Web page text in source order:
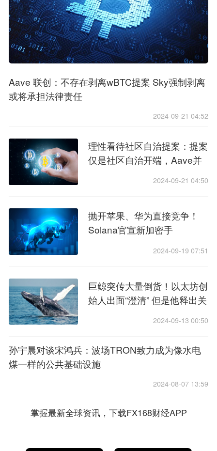
Aave 联创：不存在剥离wBTC提案 Sky强制剥离
或将承担法律责任
2024-09-21 04:52
理性看待社区自治提案：提案
仅是社区自治开端，Aave并
2024-09-21 04:50
抛开苹果、华为直接竞争！
Solana官宣新加密手
2024-09-19 07:51
巨鲸突传大量倒货！以太坊创
始人出面“澄清” 但是他释出关
2024-09-13 00:50
孙宇晨对谈宋鸿兵：波场TRON致力成为像水电
煤一样的公共基础设施
2024-08-07 13:59
掌握最新全球资讯，下载FX168财经APP